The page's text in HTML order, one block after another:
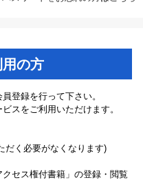
の方
登録を行って下さい。
スをご利用いただけます。
だく必要がなくなります)
セス権付書籍」の登録・閲覧